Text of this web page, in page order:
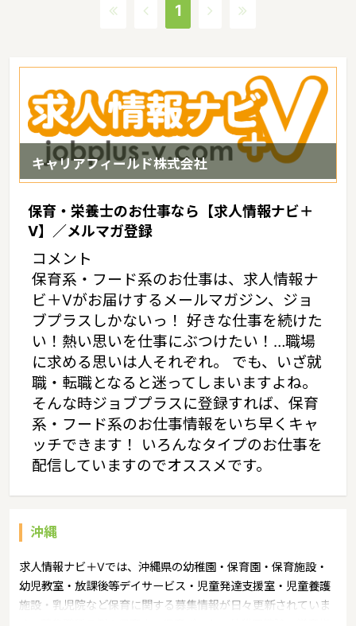
然、文化、産業もこうした地理的環境に大きな影響を受けていると
1
キャリアフィールド株式会社
保育・栄養士のお仕事なら【求人情報ナビ＋
V】／メルマガ登録
コメント
保育系・フード系のお仕事は、求人情報ナ
ビ＋Vがお届けするメールマガジン、ジョ
ブプラスしかないっ！ 好きな仕事を続けた
い！熱い思いを仕事にぶつけたい！…職場
に求める思いは人それぞれ。 でも、いざ就
職・転職となると迷ってしまいますよね。
そんな時ジョブプラスに登録すれば、保育
系・フード系のお仕事情報をいち早くキャ
ッチできます！ いろんなタイプのお仕事を
配信していますのでオススメです。
沖縄
求人情報ナビ＋Vでは、沖縄県の幼稚園・保育園・保育施設・
幼児教室・放課後等デイサービス・児童発達支援室・児童養護
施設・乳児院など保育に関する募集情報が日々更新されていま